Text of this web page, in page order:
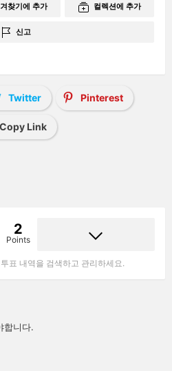
찾기에 추가 컬렉션에 추가
신고
Twitter Pinterest
Copy Link
2
Points
표 내역을 검색하고 관리하세요.
합니다.